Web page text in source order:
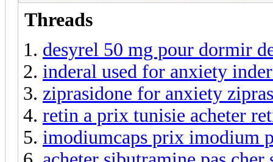
Threads
desyrel 50 mg pour dormir
inderal used for anxiety
ziprasidone for anxiety
retin a prix tunisie acheter
imodiumcaps prix imodium